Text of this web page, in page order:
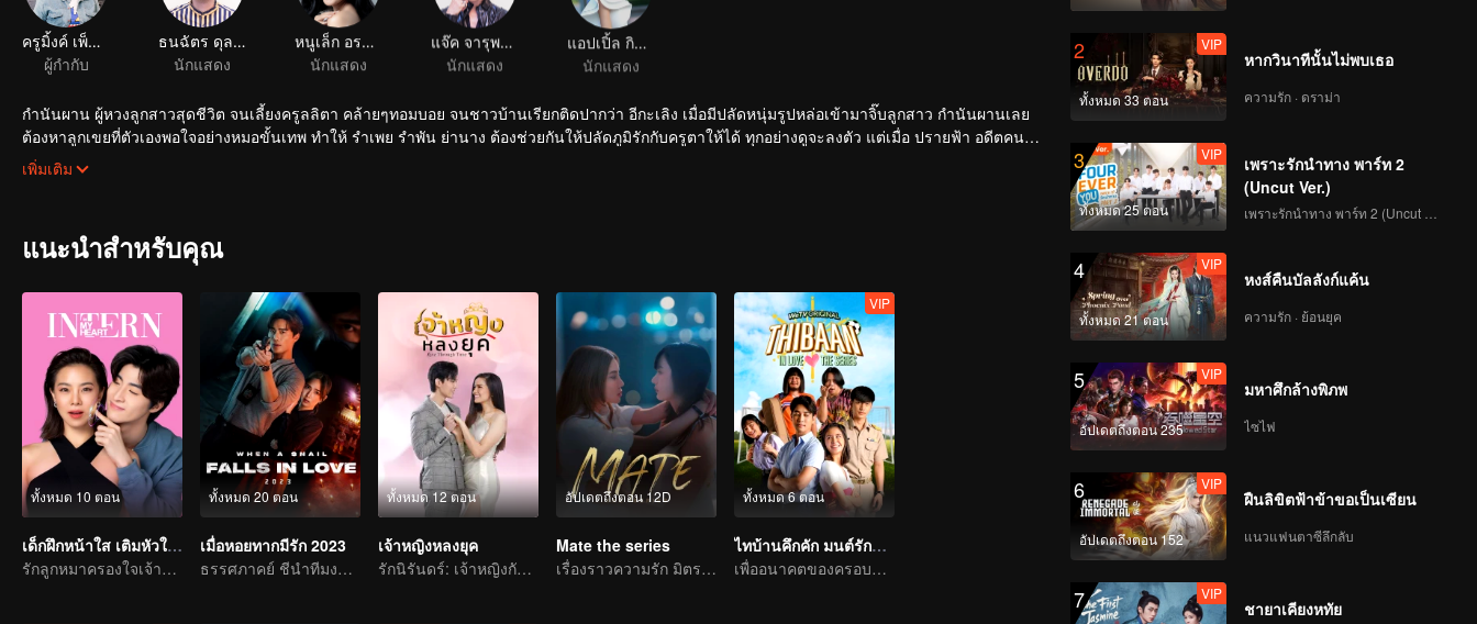
ครูมิ้งค์ เพ็ญจันทร์ วงศ์สมเพ็ชร
ผู้กำกับ
ธนฉัตร ดุลยฉัตร
นักแสดง
หนูเล็ก อรฤดี แสนหล้า
นักแสดง
แจ๊ค จารุพงศ์ กล้วยไม้งาม
นักแสดง
นักแสดง
กำนันผาน ผู้หวงลูกสาวสุดชีวิต จนเลี้ยงครูลลิตา คล้ายๆทอมบอย จนชาวบ้านเรียกติดปากว่า อีกะเลิง เมื่อมีปลัดหนุ่มรูปหล่อเข้ามาจิ๊บลูกสาว กำนันผานเลย
ต้องหาลูกเขยที่ตัวเองพอใจอย่างหมอขั้นเทพ ทำให้ รำเพย รำพัน ย่านาง ต้องช่วยกันให้ปลัดภูมิรักกับครูตาให้ได้ ทุกอย่างดูจะลงตัว แต่เมื่อ ปรายฟ้า อดีตคนรัก
ของภูมิจะหวลกลับมาทั้งๆที่เธอมี ไทด์ สามีไฮโซเคียงข้าง ไทด์พร้อมจะทำลายทุกคนที่บังอาจมายุ่งกับผู้หญิงของเขา.....
เพิ่มเติม
แนะนำสำหรับคุณ
ทั้งหมด 10 ตอน
เด็กฝึกหน้าใส เติมหัวใจนายหญิง
รักลูกหมาครองใจเจ้านายสาวเสน่ห์
ทั้งหมด 20 ตอน
เมื่อหอยทากมีรัก 2023
ธรรศภาคย์ ชีนำทีมงานแสดงเรื่องราวของคู่สืบคดีแข็งแกร่ง
ทั้งหมด 12 ตอน
เจ้าหญิงหลงยุค
รักนิรันดร์: เจ้าหญิงกับคนแปลกหน้า
อัปเดตถึงตอน 12D
Mate the series
เรื่องราวความรัก มิตรภาพระหว่างเพื่อน
ทั้งหมด 6 ตอน
VIP
ไทบ้านคึกคัก มนต์รักอบต.
เพื่ออนาคตของครอบครัว เขาจึงกลายเป็นนักฟุตบอล!
2
ทั้งหมด 33 ตอน
VIP
หากวินาทีนั้นไม่พบเธอ
ความรัก · ดราม่า
3
ทั้งหมด 25 ตอน
VIP
เพราะรักนำทาง พาร์ท 2
(Uncut Ver.)
4
ทั้งหมด 21 ตอน
VIP
หงส์คืนบัลลังก์แค้น
ความรัก · ย้อนยุค
5
อัปเดตถึงตอน 235
VIP
มหาศึกล้างพิภพ
ไซไฟ
6
อัปเดตถึงตอน 152
VIP
ฝืนลิขิตฟ้าข้าขอเป็นเซียน
แนวแฟนตาซีลึกลับ
7 VIP
ชายาเคียงหทัย